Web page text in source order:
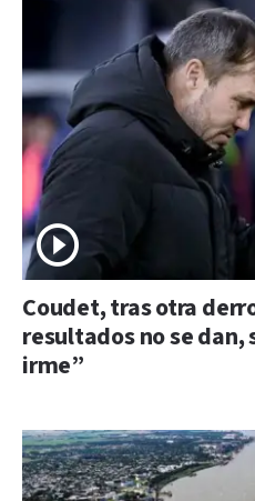
Coudet, tras otra
resultados no se dan,
irme”